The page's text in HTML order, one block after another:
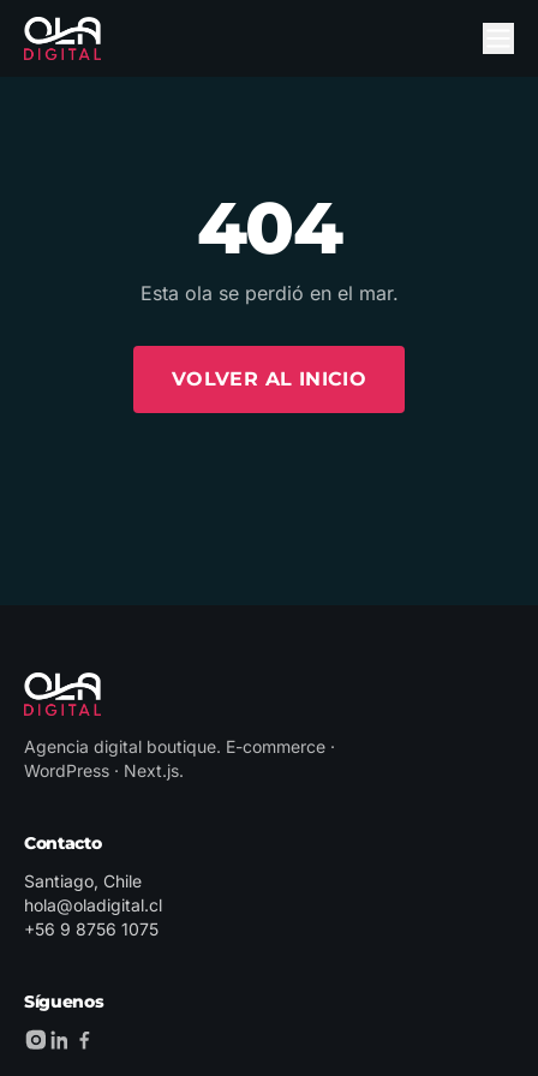
404
Esta ola se perdió en el mar.
VOLVER AL INICIO
Agencia digital boutique. E-commerce ·
WordPress · Next.js.
Contacto
Santiago, Chile
hola@oladigital.cl
+56 9 8756 1075
Síguenos